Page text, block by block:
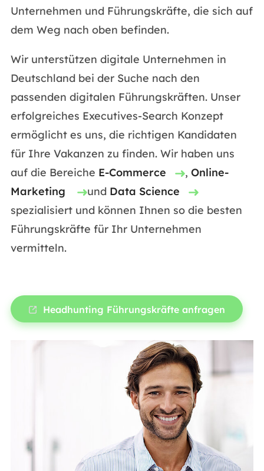
Unternehmen und Führungskräfte, die sich auf
dem Weg nach oben befinden.
Wir unterstützen digitale Unternehmen in
Deutschland bei der Suche nach den
passenden digitalen Führungskräften. Unser
erfolgreiches Executives-Search Konzept
ermöglicht es uns, die richtigen Kandidaten
für Ihre Vakanzen zu finden. Wir haben uns
auf die Bereiche E-Commerce , Online-
Marketing
und Data Science
spezialisiert und können Ihnen so die besten
Führungskräfte für Ihr Unternehmen
vermitteln.
Headhunting Führungskräfte anfragen